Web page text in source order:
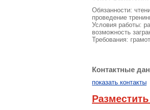
Обязанности:
проведение
Условия работы:
возможность
Требования:
Контактные
показать контакты